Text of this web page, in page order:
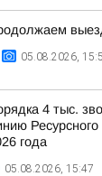
05.08.2026,
4 тыс.
года
05.08.2026, 15:47